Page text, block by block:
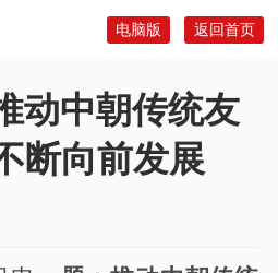
返回首页
电脑版
动中朝传统友
断向前发展